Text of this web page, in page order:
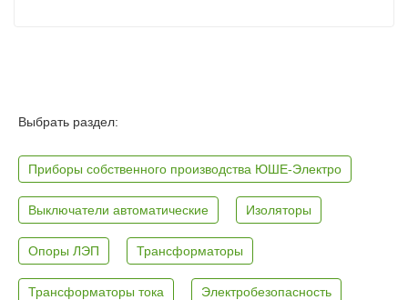
Выбрать раздел:
Приборы собственного производства ЮШЕ-Электро
Выключатели автоматические Изоляторы
Опоры ЛЭП Трансформаторы
Трансформаторы тока Электробезопасность